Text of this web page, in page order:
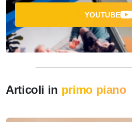
YOUTUBE
Articoli in primo piano